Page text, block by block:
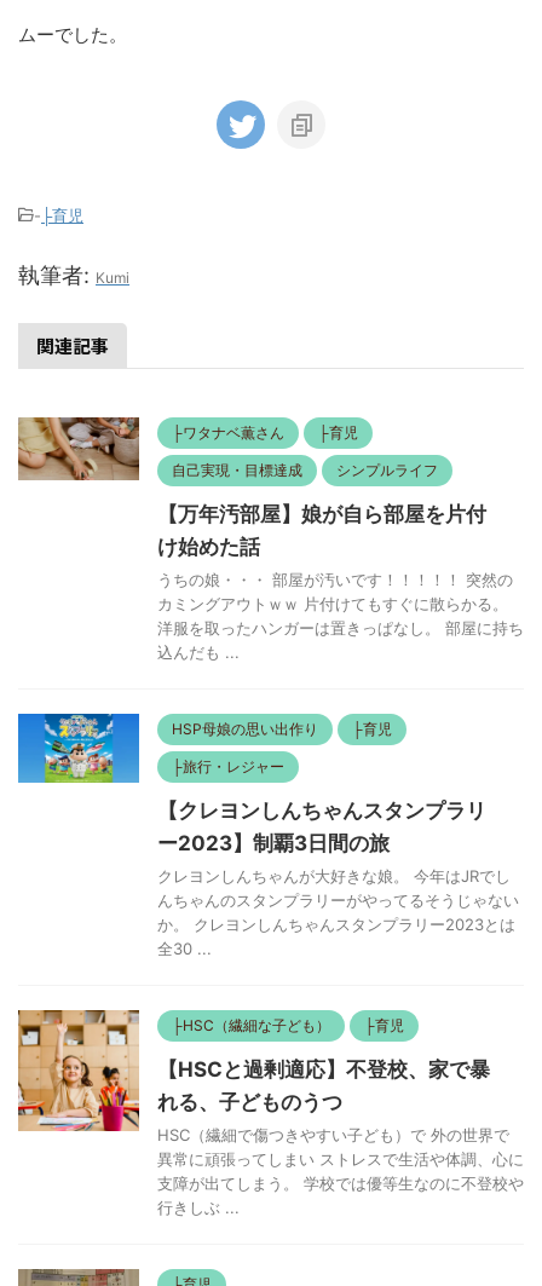
ムーでした。
- ├育児
執筆者: Kumi
関連記事
├ワタナベ薫さん ├育児
自己実現・目標達成 シンプルライフ
【万年汚部屋】娘が自ら部屋を片付
け始めた話
うちの娘・・・ 部屋が汚いです！！！！！ 突然の
カミングアウトｗｗ 片付けてもすぐに散らかる。
洋服を取ったハンガーは置きっぱなし。 部屋に持ち
込んだも ...
HSP母娘の思い出作り ├育児
├旅行・レジャー
【クレヨンしんちゃんスタンプラリ
ー2023】制覇3日間の旅
クレヨンしんちゃんが大好きな娘。 今年はJRでし
んちゃんのスタンプラリーがやってるそうじゃない
か。 クレヨンしんちゃんスタンプラリー2023とは
全30 ...
├HSC（繊細な子ども） ├育児
【HSCと過剰適応】不登校、家で暴
れる、子どものうつ
HSC（繊細で傷つきやすい子ども）で 外の世界で
異常に頑張ってしまい ストレスで生活や体調、心に
支障が出てしまう。 学校では優等生なのに不登校や
行きしぶ ...